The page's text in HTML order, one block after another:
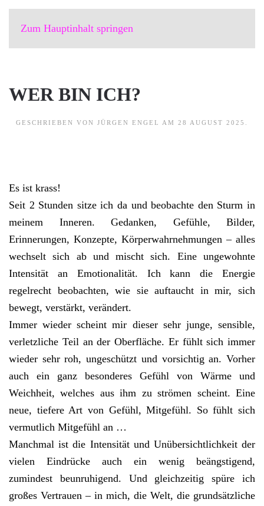
Zum Hauptinhalt springen
WER BIN ICH?
GESCHRIEBEN VON JÜRGEN ENGEL AM 28 AUGUST 2025
Es ist krass!
Seit 2 Stunden sitze ich da und beobachte den Sturm in
meinem Inneren. Gedanken, Gefühle, Bilder,
Erinnerungen, Konzepte, Körperwahrnehmungen – alles
wechselt sich ab und mischt sich. Eine ungewohnte
Intensität an Emotionalität. Ich kann die Energie
regelrecht beobachten, wie sie auftaucht in mir, sich
bewegt, verstärkt, verändert.
Immer wieder scheint mir dieser sehr junge, sensible,
verletzliche Teil an der Oberfläche. Er fühlt sich immer
wieder sehr roh, ungeschützt und vorsichtig an. Vorher
auch ein ganz besonderes Gefühl von Wärme und
Weichheit, welches aus ihm zu strömen scheint. Eine
neue, tiefere Art von Gefühl, Mitgefühl. So fühlt sich
vermutlich Mitgefühl an …
Manchmal ist die Intensität und Unübersichtlichkeit der
vielen Eindrücke auch ein wenig beängstigend,
zumindest beunruhigend. Und gleichzeitig spüre ich
großes Vertrauen – in mich, die Welt, die grundsätzliche